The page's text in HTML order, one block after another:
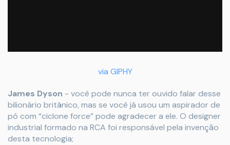
via GIPHY
James Dyson - você pode nunca ter ouvido falar desse
bilionário britânico, mas se você já usou um aspirador de
pó com “ciclone force” pode agradecer a ele. O designer
industrial formado na RCA foi responsável pela invenção
desta tecnologia;